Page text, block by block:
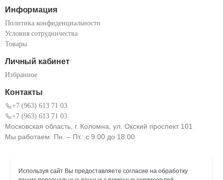
Информация
Политика конфиденциальности
Условия сотрудничества
Товары
Личный кабинет
Избранное
Контакты
+7 (963) 613 71 03
+7 (963) 613 71 03
Московская область, г. Коломна, ул. Окский проспект 101
Мы работаем: Пн. – Пт.: с 9:00 до 18:00
Используя сайт Вы предоставляете согласие на обработку